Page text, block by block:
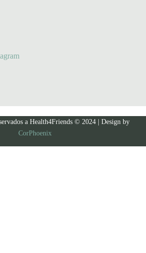
a Health4Friends © 2024 | Design by
CorPhoenix